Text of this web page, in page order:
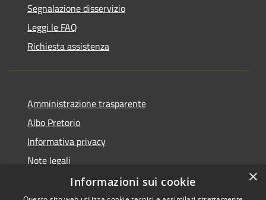
Segnalazione disservizio
Leggi le FAQ
Richiesta assistenza
Amministrazione trasparente
Albo Pretorio
Informativa privacy
Note legali
Dichiarazione di accessibilità
×
Informazioni sui cookie